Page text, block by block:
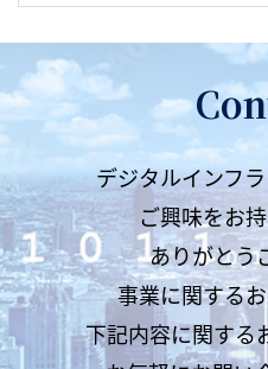
デジタルインフ
ご興味をお
ありがとう
事業に関するお
下記内容に関する